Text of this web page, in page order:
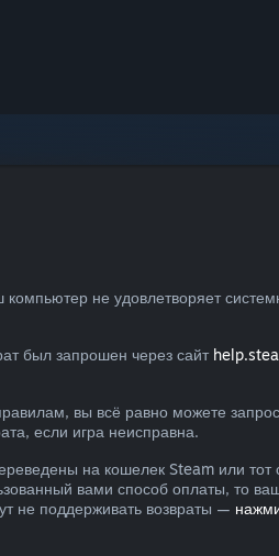
не удовлетворяет
был запрошен через сайт
вы всё равно можете
если игра неисправна.
на кошелек Steam или
вами способ оплаты, то
не поддерживать возвраты —